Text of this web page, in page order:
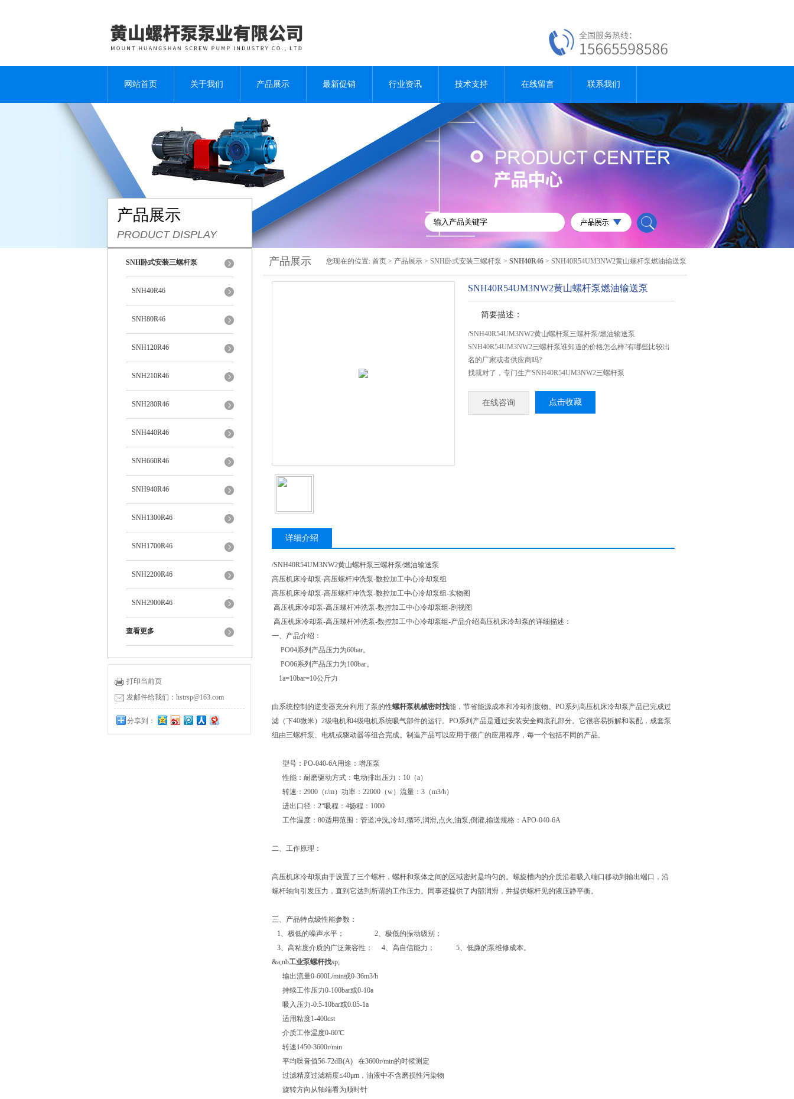
网站首页 关于我们 产品展示 最新促销 行业资讯 技术支持 在线留言 联系我们
产品展示
PRODUCT DISPLAY
SNH卧式安装三螺杆泵
SNH40R46
SNH80R46
SNH120R46
SNH210R46
SNH280R46
SNH440R46
SNH660R46
SNH940R46
SNH1300R46
SNH1700R46
SNH2200R46
SNH2900R46
查看更多
打印当前页
发邮件给我们：hstrsp@163.com
分享到：
产品展示 您现在的位置: 首页 > 产品展示 > SNH卧式安装三螺杆泵 > SNH40R46 > SNH40R54UM3NW2黄山螺杆泵燃油输送泵
SNH40R54UM3NW2黄山螺杆泵燃油输送泵
简要描述：
/SNH40R54UM3NW2黄山螺杆泵三螺杆泵/燃油输送泵
SNH40R54UM3NW2三螺杆泵谁知道的价格怎么样?有哪些比较出
名的厂家或者供应商吗?
找就对了，专门生产SNH40R54UM3NW2三螺杆泵
在线咨询 点击收藏
详细介绍
/SNH40R54UM3NW2黄山螺杆泵三螺杆泵/燃油输送泵
高压机床冷却泵-高压螺杆冲洗泵-数控加工中心冷却泵组
高压机床冷却泵-高压螺杆冲洗泵-数控加工中心冷却泵组-实物图
高压机床冷却泵-高压螺杆冲洗泵-数控加工中心冷却泵组-剖视图
高压机床冷却泵-高压螺杆冲洗泵-数控加工中心冷却泵组-产品介绍高压机床冷却泵的详细描述：
一、产品介绍：
PO04系列产品压力为60bar。
PO06系列产品压力为100bar。
1a=10bar=10公斤力
由系统控制的逆变器充分利用了泵的性螺杆泵机械密封找能，节省能源成本和冷却剂废物。PO系列高压机床冷却泵产品已完成过
滤（下40微米）2级电机和4级电机系统吸气部件的运行。PO系列产品是通过安装安全阀底孔部分。它很容易拆解和装配，成套泵
组由三螺杆泵、电机或驱动器等组合完成。制造产品可以应用于很广的应用程序，每一个包括不同的产品。
型号：PO-040-6A用途：增压泵
性能：耐磨驱动方式：电动排出压力：10（a）
转速：2900（r/m）功率：22000（w）流量：3（m3/h）
进出口径：2“吸程：4扬程：1000
工作温度：80适用范围：管道冲洗,冷却,循环,润滑,点火,油泵,倒灌,输送规格：APO-040-6A
二、工作原理：
高压机床冷却泵由于设置了三个螺杆，螺杆和泵体之间的区域密封是均匀的。螺旋槽内的介质沿着吸入端口移动到输出端口，沿
螺杆轴向引发压力，直到它达到所谓的工作压力。同事还提供了内部润滑，并提供螺杆见的液压静平衡。
三、产品特点级性能参数：
1、极低的噪声水平； 2、极低的振动级别；
3、高粘度介质的广泛兼容性； 4、高自信能力； 5、低廉的泵维修成本。
&a;nb工业泵螺杆找sp;
输出流量0-600L/min或0-36m3/h
持续工作压力0-100bar或0-10a
吸入压力-0.5-10bar或0.05-1a
适用粘度1-400cst
介质工作温度0-60℃
转速1450-3600r/min
平均噪音值56-72dB(A) 在3600r/min的时候测定
过滤精度过滤精度≤40μm，油液中不含磨损性污染物
旋转方向从轴端看为顺时针